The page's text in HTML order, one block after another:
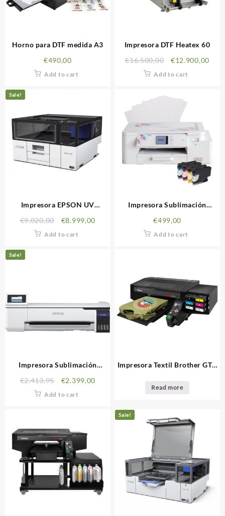
Horno para DTF medida A3
€490,00
Add to cart
Impresora DTF Heatex 60
€16.500,00 €12.900,00
Add to cart
Sale!
Impresora EPSON UV
€9.020,00 €8.999,00
Add to cart
Impresora Sublimación
€499,00
Add to cart
Sale!
Impresora Sublimación
€2.413,95 €2.399,00
Add to cart
Impresora Textil Brother GTX
Read more
Sale!